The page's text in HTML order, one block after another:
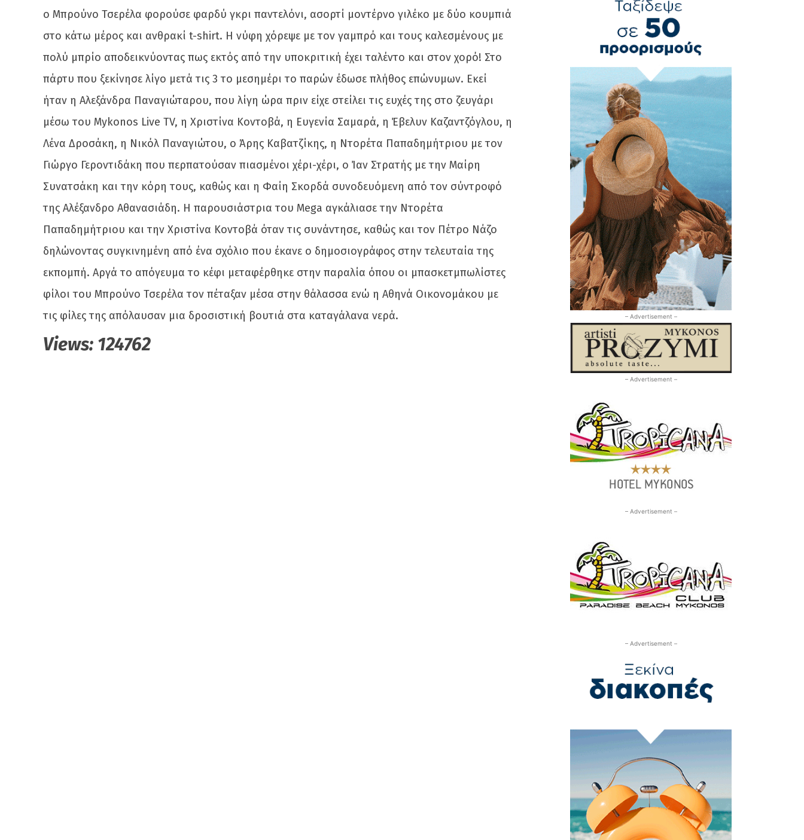
ο Μπρούνο Τσερέλα φορούσε φαρδύ γκρι παντελόνι, ασορτί μοντέρνο γιλέκο με δύο κουμπιά
στο κάτω μέρος και ανθρακί t-shirt. Η νύφη χόρεψε με τον γαμπρό και τους καλεσμένους με
πολύ μπρίο αποδεικνύοντας πως εκτός από την υποκριτική έχει ταλέντο και στον χορό! Στο
πάρτυ που ξεκίνησε λίγο μετά τις 3 το μεσημέρι το παρών έδωσε πλήθος επώνυμων. Εκεί
ήταν η Αλεξάνδρα Παναγιώταρου, που λίγη ώρα πριν είχε στείλει τις ευχές της στο ζευγάρι
μέσω του Mykonos Live TV, η Χριστίνα Κοντοβά, η Ευγενία Σαμαρά, η Έβελυν Καζαντζόγλου, η
Λένα Δροσάκη, η Νικόλ Παναγιώτου, ο Άρης Καβατζίκης, η Ντορέτα Παπαδημήτριου με τον
Γιώργο Γεροντιδάκη που περπατούσαν πιασμένοι χέρι-χέρι, ο Ίαν Στρατής με την Μαίρη
Συνατσάκη και την κόρη τους, καθώς και η Φαίη Σκορδά συνοδευόμενη από τον σύντροφό
της Αλέξανδρο Αθανασιάδη. Η παρουσιάστρια του Mega αγκάλιασε την Ντορέτα
Παπαδημήτριου και την Χριστίνα Κοντοβά όταν τις συνάντησε, καθώς και τον Πέτρο Νάζο
δηλώνοντας συγκινημένη από ένα σχόλιο που έκανε ο δημοσιογράφος στην τελευταία της
εκπομπή. Αργά το απόγευμα το κέφι μεταφέρθηκε στην παραλία όπου οι μπασκετμπωλίστες
φίλοι του Μπρούνο Τσερέλα τον πέταξαν μέσα στην θάλασσα ενώ η Αθηνά Οικονομάκου με
τις φίλες της απόλαυσαν μια δροσιστική βουτιά στα καταγάλανα νερά.
Views: 124762
– Advertisement –
– Advertisement –
– Advertisement –
– Advertisement –